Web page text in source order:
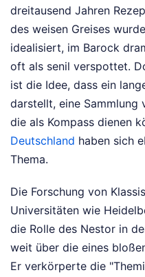
dreitausend Jahren
des weisen Greises
idealisiert, im Barock
oft als senil verspottet.
ist die Idee, dass ein
darstellt, eine Sammlung
die als Kompass dienen
Deutschland haben sich
Thema.
Die Forschung von
Universitäten wie
die Rolle des Nestor in
weit über die eines
Er verkörperte die